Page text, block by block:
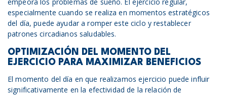
especialmente cuando se realiza en momentos estratégicos
del día, puede ayudar a romper este ciclo y restablecer
patrones circadianos saludables.
OPTIMIZACIÓN DEL MOMENTO DEL
EJERCICIO PARA MAXIMIZAR BENEFICIOS
El momento del día en que realizamos ejercicio puede influir
significativamente en la efectividad de la relación de